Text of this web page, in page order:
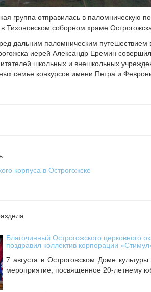
группа отправилась в паломническую
Тихоновском соборном храме
дальним паломническим путешествием
иерей Александр Еремин
школьных и внешкольных
семье конкурсов имени Петра и
корпуса в Острогожске
Благочинный Острогожского церковного
поздравил коллектив корпорации
7 августа в Острогожском Доме
мероприятие, посвященное 20‑летнему